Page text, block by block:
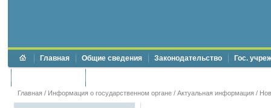
Главная Общие сведения Законодательство Гос.
Главная / Информация о государственном органе / Актуальная информация /